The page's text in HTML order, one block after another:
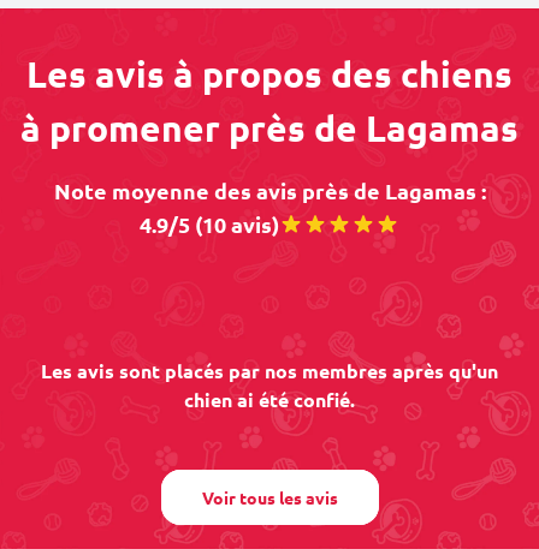
Les avis à propos des chiens
à promener près de Lagamas
Note moyenne des avis près de Lagamas :
4.9/5 (10 avis)
Les avis sont placés par nos membres après qu'un
chien ai été confié.
Voir tous les avis